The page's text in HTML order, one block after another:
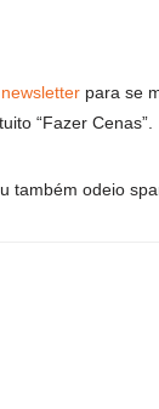
para se
“Fazer Cenas”.
também odeio